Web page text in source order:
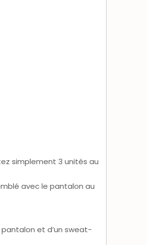
simplement 3 unités au
avec le pantalon au
pantalon et d’un sweat-